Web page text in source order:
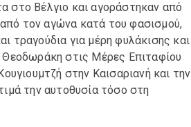
στο Βέλγιο και αγοράστηκαν από
τον αγώνα κατά του φασισμού,
τραγούδια για μέρη φυλάκισης και
στις Μέρες Επιταφίου
στην Καισαριανή και την
την αυτοθυσία τόσο στη